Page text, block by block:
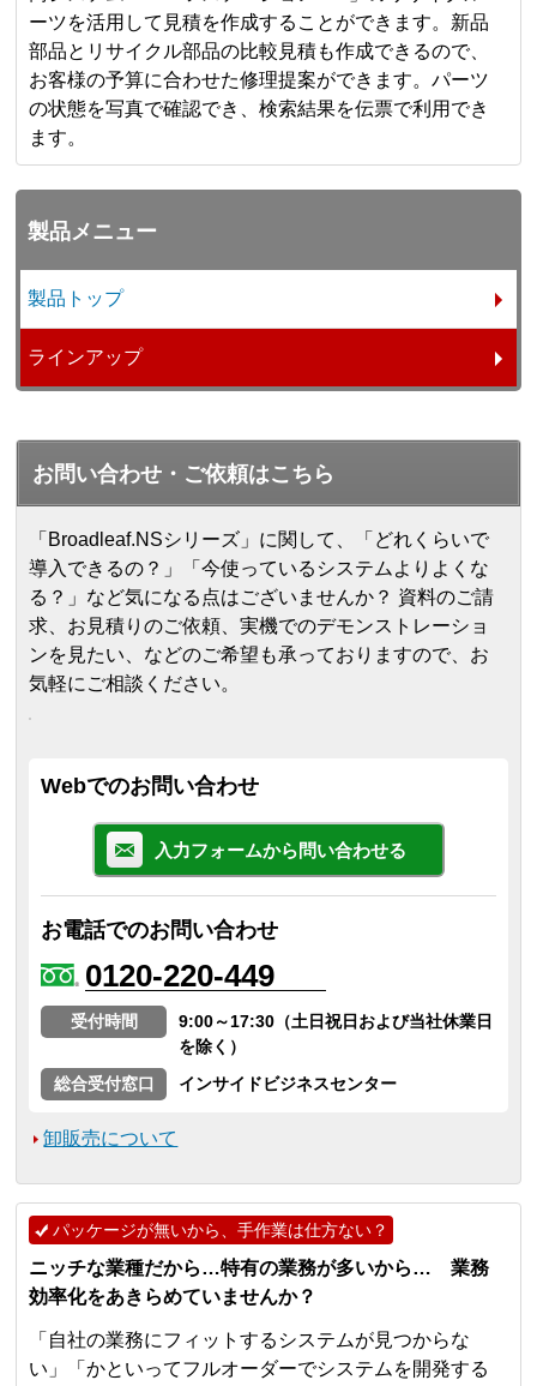
ーツを活用して見積を作成することができます。新品
部品とリサイクル部品の比較見積も作成できるので、
お客様の予算に合わせた修理提案ができます。パーツ
の状態を写真で確認でき、検索結果を伝票で利用でき
ます。
製品メニュー
製品トップ
ラインアップ
お問い合わせ・ご依頼はこちら
「Broadleaf.NSシリーズ」に関して、「どれくらいで
導入できるの？」「今使っているシステムよりよくな
る？」など気になる点はございませんか？ 資料のご請
求、お見積りのご依頼、実機でのデモンストレーショ
ンを見たい、などのご希望も承っておりますので、お
気軽にご相談ください。
Webでのお問い合わせ
入力フォームから問い合わせる
お電話でのお問い合わせ
0120-220-449
受付時間
9:00～17:30（土日祝日および当社休業日
を除く）
総合受付窓口
インサイドビジネスセンター
卸販売について
パッケージが無いから、手作業は仕方ない？
ニッチな業種だから…特有の業務が多いから… 業務
効率化をあきらめていませんか？
「自社の業務にフィットするシステムが見つからな
い」「かといってフルオーダーでシステムを開発する